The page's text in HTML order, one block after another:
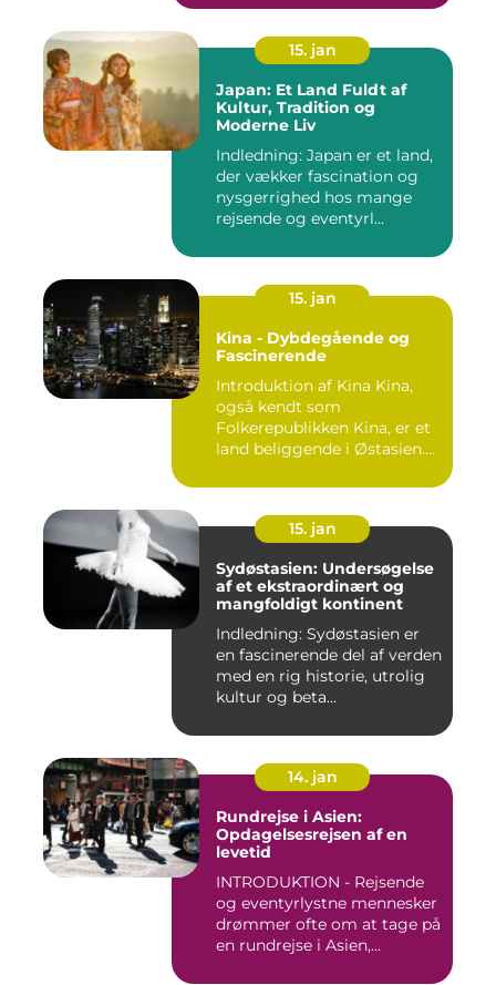
15. jan
Japan: Et Land Fuldt af
Kultur, Tradition og
Moderne Liv
Indledning: Japan er et land,
der vækker fascination og
nysgerrighed hos mange
rejsende og eventyrl...
15. jan
Kina - Dybdegående og
Fascinerende
Introduktion af Kina Kina,
også kendt som
Folkerepublikken Kina, er et
land beliggende i Østasien.
15. jan
Sydøstasien: Undersøgelse
af et ekstraordinært og
mangfoldigt kontinent
Indledning: Sydøstasien er
en fascinerende del af verden
med en rig historie, utrolig
kultur og beta...
14. jan
Rundrejse i Asien:
Opdagelsesrejsen af en
levetid
INTRODUKTION - Rejsende
og eventyrlystne mennesker
drømmer ofte om at tage på
en rundrejse i Asien,...